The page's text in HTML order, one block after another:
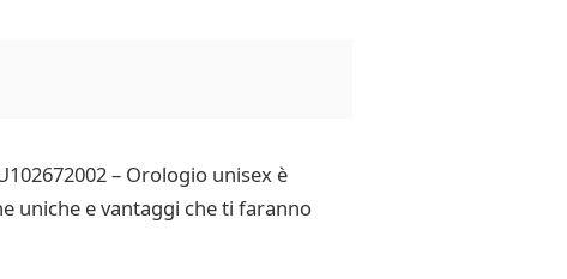
– Orologio unisex è
uniche e vantaggi che ti faranno